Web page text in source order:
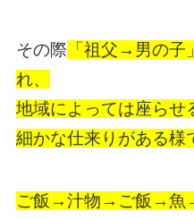
その際 「祖父→男の
れ、
地域によっては座らせ
細かな仕来りがある様
ご飯→汁物→ご飯→魚